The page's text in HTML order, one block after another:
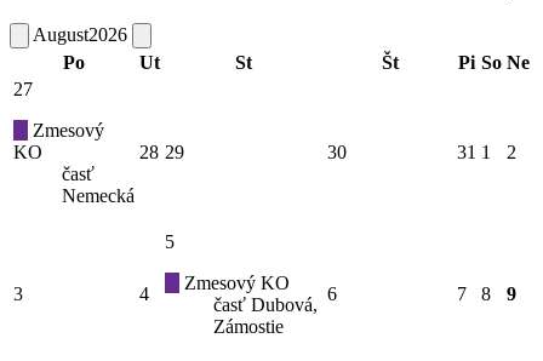
August2026
Po
Ut St Št Pi So Ne
27
Zmesový
KO
časť
Nemecká
28 29 30 31 1 2
3 4
5
Zmesový KO
časť Dubová,
Zámostie
6 7 8 9